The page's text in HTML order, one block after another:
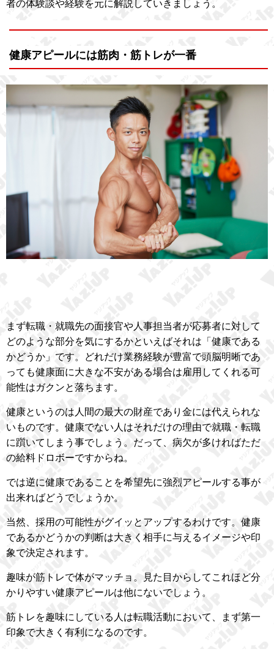
者の体験談や経験を元に解説していきましょう。
健康アピールには筋肉・筋トレが一番
まず転職・就職先の面接官や人事担当者が応募者に対して
どのような部分を気にするかといえばそれは「健康である
かどうか」です。どれだけ業務経験が豊富で頭脳明晰であ
っても健康面に大きな不安がある場合は雇用してくれる可
能性はガクンと落ちます。
健康というのは人間の最大の財産であり金には代えられな
いものです。健康でない人はそれだけの理由で就職・転職
に躓いてしまう事でしょう。だって、病欠が多ければただ
の給料ドロボーですからね。
では逆に健康であることを希望先に強烈アピールする事が
出来ればどうでしょうか。
当然、採用の可能性がグイッとアップするわけです。健康
であるかどうかの判断は大きく相手に与えるイメージや印
象で決定されます。
趣味が筋トレで体がマッチョ。見た目からしてこれほど分
かりやすい健康アピールは他にないでしょう。
筋トレを趣味にしている人は転職活動において、まず第一
印象で大きく有利になるのです。